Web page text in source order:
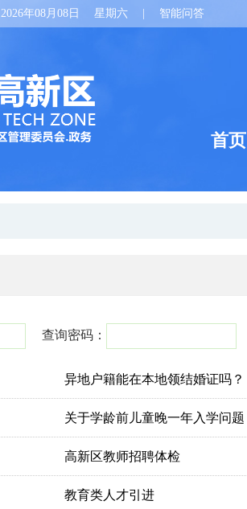
2026年08月08日 星期六 智能问答
首页
查询密码：
异地户籍能在本地领结婚证吗？
关于学龄前儿童晚一年入学问题
高新区教师招聘体检
教育类人才引进